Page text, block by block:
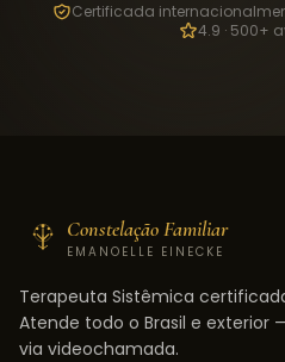
Certificada
4.9 · 500+
Constelação Familiar
EMANOELLE EINECKE
Terapeuta Sistêmica
Atende todo o Brasil e exterior
via videochamada.